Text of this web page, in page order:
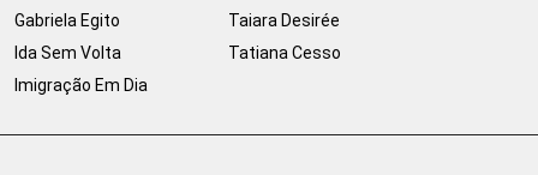
Gabriela Egito
Ida Sem Volta
Imigração Em Dia
Taiara Desirée
Tatiana Cesso